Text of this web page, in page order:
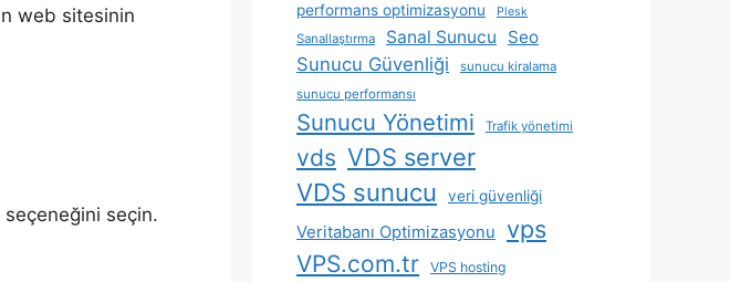
web sitesinin
seçeneğini seçin.
performans optimizasyonu Plesk
Sanallaştırma Sanal Sunucu Seo
Sunucu Güvenliği
sunucu kiralama
sunucu performansı
Sunucu Yönetimi Trafik yönetimi
vds VDS server
VDS sunucu
veri güvenliği
Veritabanı Optimizasyonu vps
VPS.com.tr VPS hosting